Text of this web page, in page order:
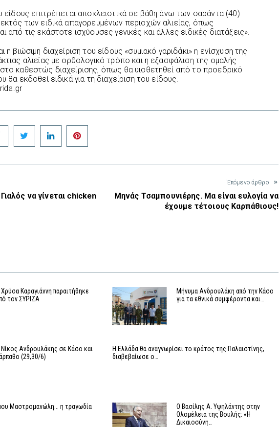
είδους επιτρέπεται αποκλειστικά σε βάθη άνω των σαράντα (40)
των ειδικά απαγορευμένων περιοχών αλιείας, όπως
από τις εκάστοτε ισχύουσες γενικές και άλλες ειδικές διατάξεις».
η βιώσιμη διαχείριση του είδους «συμιακό γαριδάκι» η ενίσχυση της
αλιείας με ορθολογικό τρόπο και η εξασφάλιση της ομαλής
καθεστώς διαχείρισης, όπως θα υιοθετηθεί από το προεδρικό
θα εκδοθεί ειδικά για τη διαχείριση του είδους.
Facebook Twitter LinkedIn
να γίνεται chicken
Έπόμενο άρθρο
Μηνάς Τσαμπουνιέρης. Μα είναι ευλογία να
έχουμε τέτοιους Καρπάθιους!
Χρύσα Καραγιάννη παραιτήθηκε
τον ΣΥΡΙΖΑ
Μήνυμα Ανδρουλάκη από την Κάσο
για τα εθνικά συμφέροντα και…
Ανδρουλάκης σε Κάσο και
(29,30/6)
Η Ελλάδα θα αναγνωρίσει το κράτος της Παλαιστίνης,
διαβεβαίωσε ο…
Μαστρομανώλη... η τραγωδία
Ο Βασίλης Α. Υψηλάντης στην
Ολομέλεια της Βουλής: «Η
Δικαιοσύνη…